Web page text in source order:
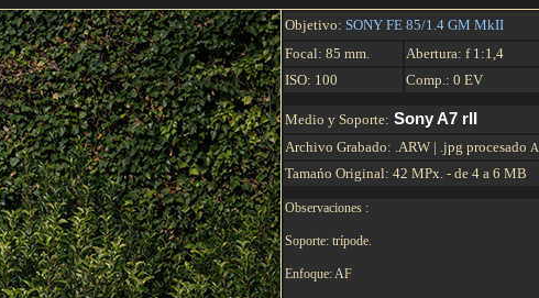
Objetivo: SONY FE 85/1.4 GM MkII
Focal: 85 mm.
Abertura: f 1:1,4
ISO: 100
Comp.: 0 EV
Medio y Soporte: Sony A7 rII
Archivo Grabado: .ARW | .jpg procesado
Tamańo Original: 42 MPx. - de 4 a 6 MB
Observaciones :
Soporte: trípode.
Enfoque: AF